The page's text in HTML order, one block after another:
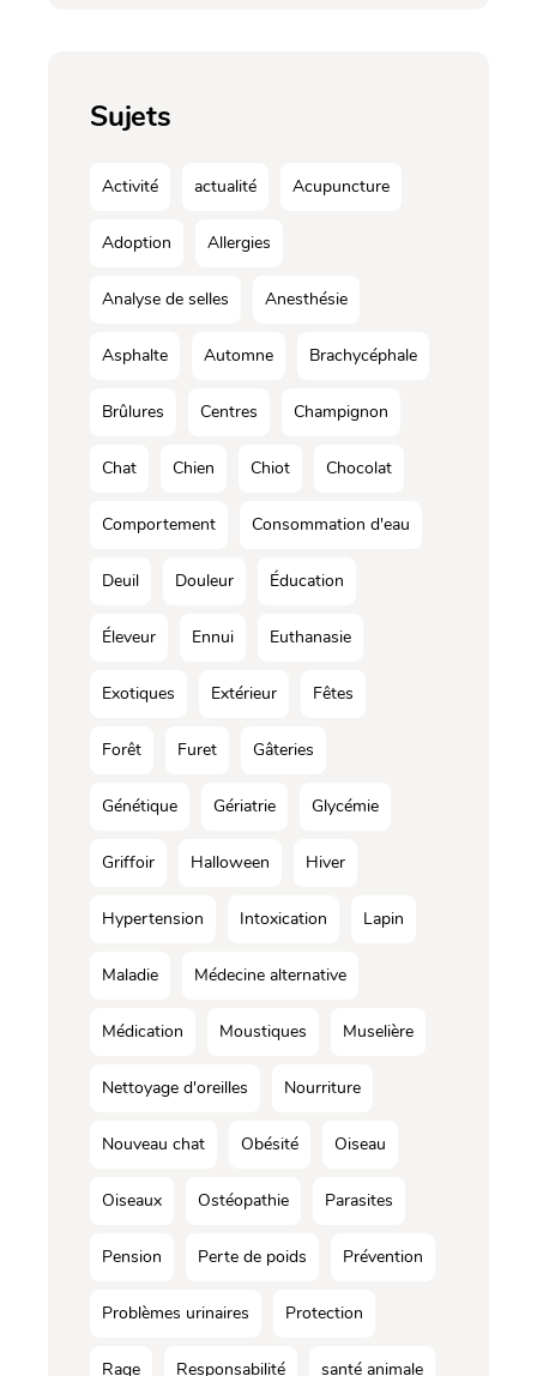
Sujets
Activité actualité Acupuncture
Adoption Allergies
Analyse de selles Anesthésie
Asphalte Automne Brachycéphale
Brûlures Centres Champignon
Chat Chien Chiot Chocolat
Comportement Consommation d'eau
Deuil Douleur Éducation
Éleveur Ennui Euthanasie
Exotiques Extérieur Fêtes
Forêt Furet Gâteries
Génétique Gériatrie Glycémie
Griffoir Halloween Hiver
Hypertension Intoxication Lapin
Maladie Médecine alternative
Médication Moustiques Muselière
Nettoyage d'oreilles Nourriture
Nouveau chat Obésité Oiseau
Oiseaux Ostéopathie Parasites
Pension Perte de poids Prévention
Problèmes urinaires Protection
Rage Responsabilité santé animale